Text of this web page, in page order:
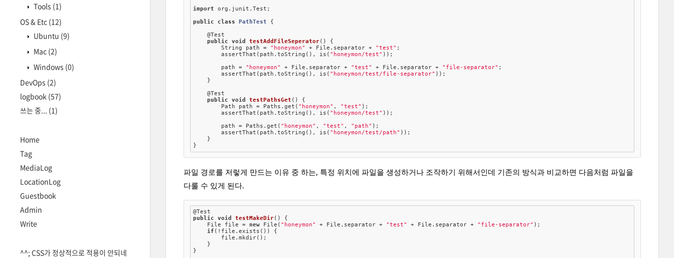
Tools (1)
OS & Etc (12)
Ubuntu (9)
Mac (2)
Windows (0)
DevOps (2)
logbook (57)
쓰는 중... (1)
Home
Tag
MediaLog
LocationLog
Guestbook
Admin
Write
^^; CSS가 정상적으로 적용이 안되네
import
org.junit.Test;
public
class PathTest
{
@Test
public
void testAddFileSeperator() {
        String path =
"honeymon" + File.separator + "test" ;
        assertThat(path.toString(), is(
"honeymon/test" ));
        path =
"honeymon" + File.separator + "test" + File.separator + "file-separator" ;
        assertThat(path.toString(), is(
"honeymon/test/file-separator" ));
    }
@Test
public
void testPathsGet () {
        Path path = Paths.get(
"honeymon" , "test" );
        assertThat(path.toString(), is(
"honeymon/test" ));
        path = Paths.get(
"honeymon" , "test" , "path" );
        assertThat(path.toString(), is(
"honeymon/test/path" ));
    }
파일 경로를 저렇게 만드는 이유 중 하는, 특정 위치에 파일을 생성하거나 조작하기 위해서인데 기존의 방식과 비교하면 다음처럼 파일을
다룰 수 있게 된다.
@Test
public
void testMakeDir() {
    File file =
new File( "honeymon" + File.separator + "test" + File.separator + "file-separator" );
if (!file.exists()) {
        file.mkdir();
    }
}